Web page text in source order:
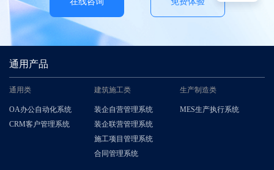
通用产品
通用类
OA办公自动化系统
CRM客户管理系统
建筑施工类
装企自营管理系统
装企联营管理系统
施工项目管理系统
合同管理系统
生产制造类
MES生产执行系统